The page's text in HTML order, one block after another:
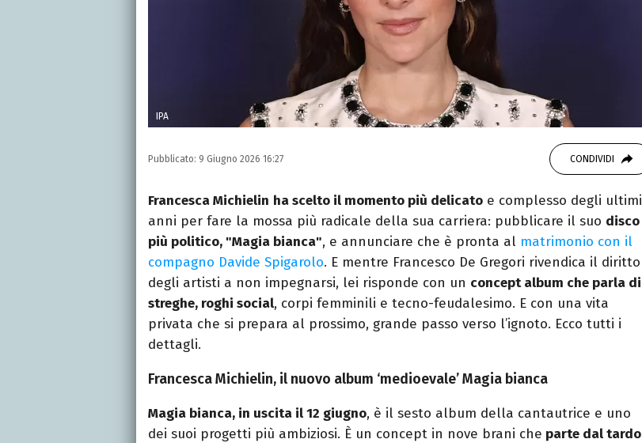
IPA
Pubblicato: 9 Giugno 2026 16:27 CONDIVIDI
Francesca Michielin ha scelto il momento più delicato e complesso degli ultimi
anni per fare la mossa più radicale della sua carriera: pubblicare il suo disco
più politico, "Magia bianca", e annunciare che è pronta al matrimonio con il
compagno Davide Spigarolo. E mentre Francesco De Gregori rivendica il diritto
degli artisti a non impegnarsi, lei risponde con un concept album che parla di
streghe, roghi social, corpi femminili e tecno-feudalesimo. E con una vita
privata che si prepara al prossimo, grande passo verso l’ignoto. Ecco tutti i
dettagli.
Francesca Michielin, il nuovo album ‘medioevale’ Magia bianca
Magia bianca, in uscita il 12 giugno, è il sesto album della cantautrice e uno
dei suoi progetti più ambiziosi. È un concept in nove brani che parte dal tardo